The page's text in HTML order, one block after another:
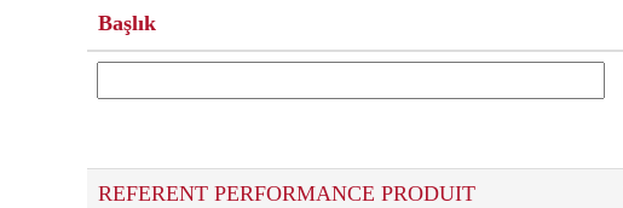
Başlık
REFERENT PERFORMANCE PRODUIT